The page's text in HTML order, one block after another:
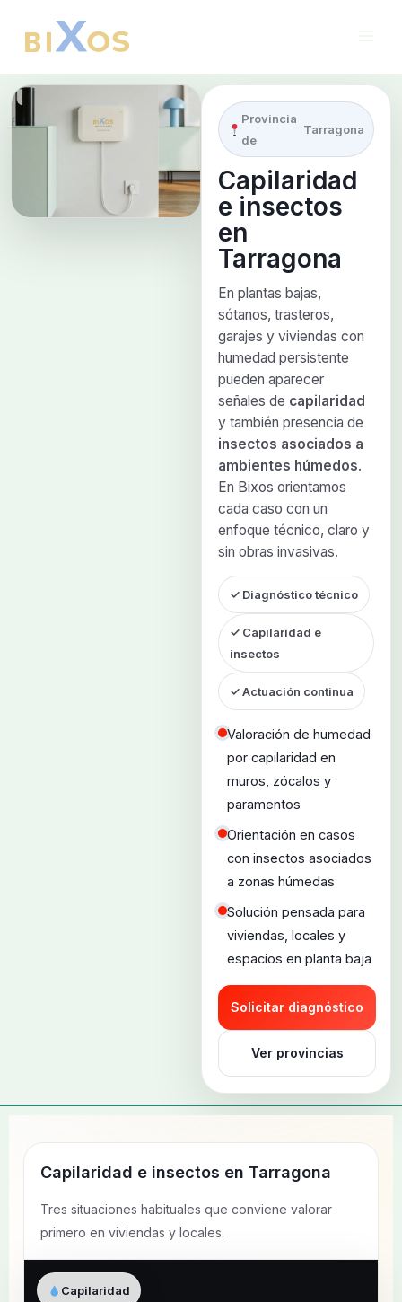
Provincia
de
Tarragona
Capilaridad
e insectos
en
Tarragona
En plantas bajas,
sótanos, trasteros,
garajes y viviendas con
humedad persistente
pueden aparecer
señales de capilaridad
y también presencia de
insectos asociados a
ambientes húmedos.
En Bixos orientamos
cada caso con un
enfoque técnico, claro y
sin obras invasivas.
✓ Diagnóstico técnico
✓ Capilaridad e
insectos
✓ Actuación continua
Valoración de humedad
por capilaridad en
muros, zócalos y
paramentos
Orientación en casos
con insectos asociados
a zonas húmedas
Solución pensada para
viviendas, locales y
espacios en planta baja
Solicitar diagnóstico
Ver provincias
Capilaridad e insectos en Tarragona
Tres situaciones habituales que conviene valorar
primero en viviendas y locales.
Capilaridad